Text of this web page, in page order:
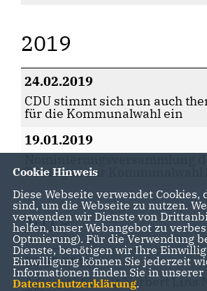
2019
24.02.2019
CDU stimmt sich nun auch
für die Kommunalwahl ein
19.01.2019
Tübingen zur Kommunalwahl
2018
23.07.2018
Agrarpolitik mit Norbert Lins
Cookie Hinweis
Diese Webseite verwendet Cookies,
sind, um die Webseite zu nutzen.
verwenden wir Dienste von
helfen, unser Webangebot zu
Optmierung). Für die Verwendung
Dienste, benötigen wir Ihre
Einwilligung können Sie jederzeit
Informationen finden Sie in unserer
Datenschutzerklärung.